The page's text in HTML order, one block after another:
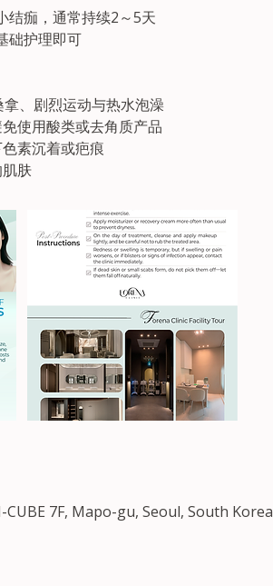
结痂，通常持续2～5天
础护理即可
、剧烈运动与热水泡澡
使用酸类或去角质产品
素沉着或疤痕
肤
7F, Mapo-gu, Seoul, South Korea